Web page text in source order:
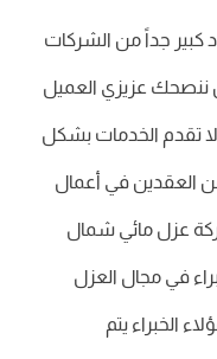
كبير جداً من الشركات
ننصحك عزيزي العميل
لا تقدم الخدمات بشكل
العقدين في أعمال
عزل مائي شمال
في مجال العزل
الخبراء يتم